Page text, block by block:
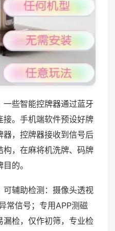
些智能控牌器通过蓝牙
接。手机端软件预设好牌
器，控牌器接收到信号后
，在麻将机洗牌、码牌
的。
辅助检测：摄像头透视
常信号；专用APP测磁
检，仅作初筛，专业检